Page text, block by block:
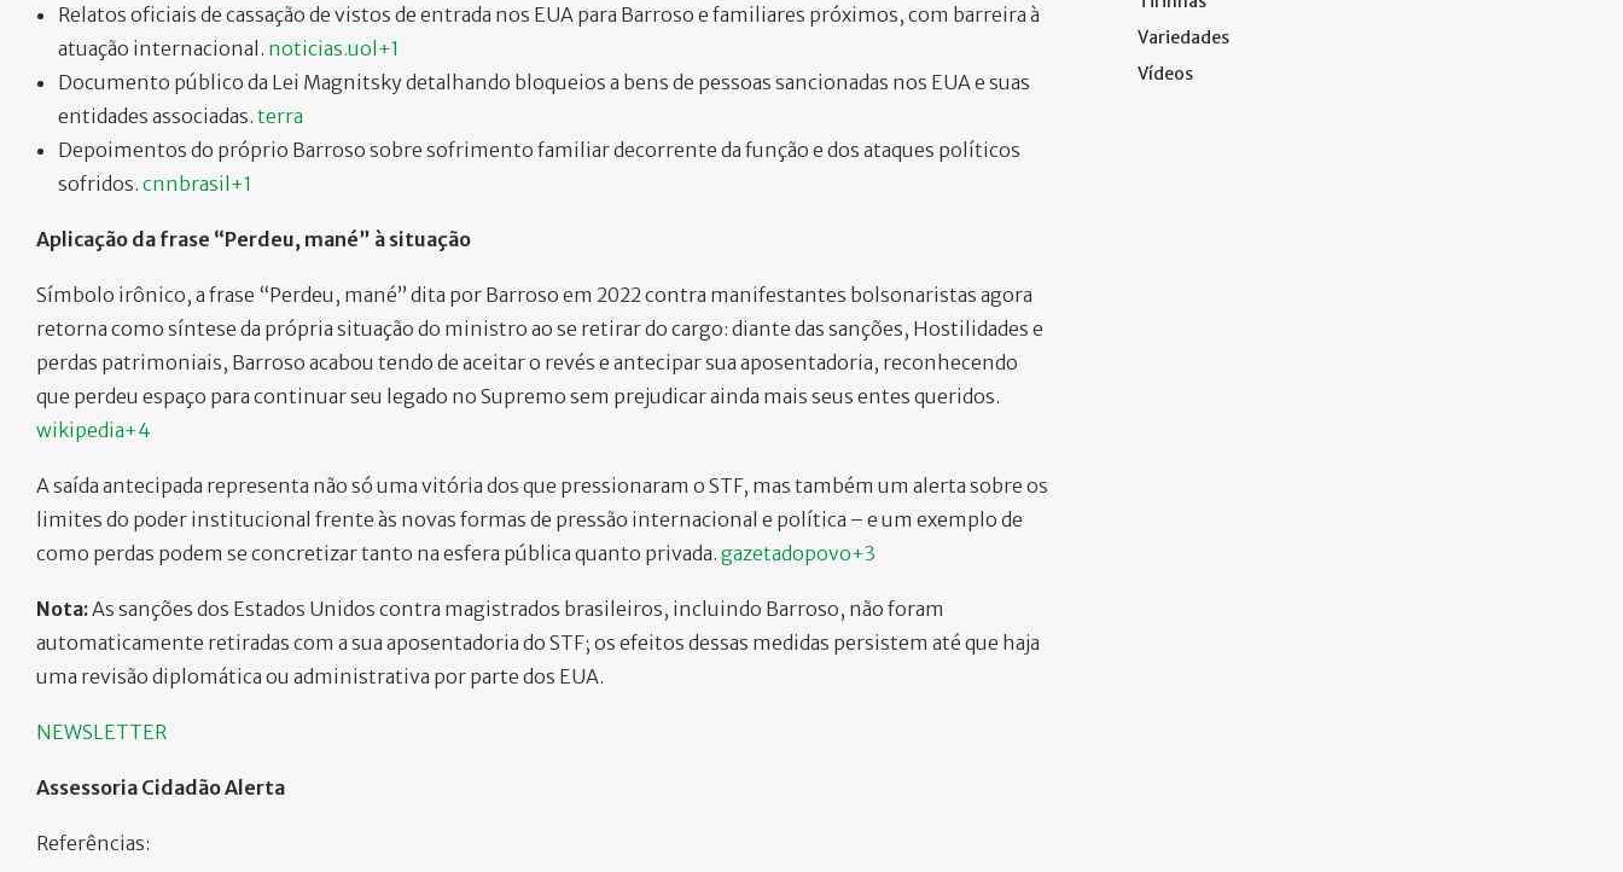
Relatos oficiais de cassação de vistos de entrada nos EUA para Barroso e familiares próximos, com barreira à
atuação internacional. noticias.uol+1
Documento público da Lei Magnitsky detalhando bloqueios a bens de pessoas sancionadas nos EUA e suas
entidades associadas. terra
Depoimentos do próprio Barroso sobre sofrimento familiar decorrente da função e dos ataques políticos
sofridos. cnnbrasil+1
Aplicação da frase “Perdeu, mané” à situação
Símbolo irônico, a frase “Perdeu, mané” dita por Barroso em 2022 contra manifestantes bolsonaristas agora
retorna como síntese da própria situação do ministro ao se retirar do cargo: diante das sanções, Hostilidades e
perdas patrimoniais, Barroso acabou tendo de aceitar o revés e antecipar sua aposentadoria, reconhecendo
que perdeu espaço para continuar seu legado no Supremo sem prejudicar ainda mais seus entes queridos.
wikipedia+4
A saída antecipada representa não só uma vitória dos que pressionaram o STF, mas também um alerta sobre os
limites do poder institucional frente às novas formas de pressão internacional e política – e um exemplo de
como perdas podem se concretizar tanto na esfera pública quanto privada. gazetadopovo+3
Nota:As sanções dos Estados Unidos contra magistrados brasileiros, incluindo Barroso, não foram
automaticamente retiradas com a sua aposentadoria do STF; os efeitos dessas medidas persistem até que haja
uma revisão diplomática ou administrativa por parte dos EUA.
NEWSLETTER
Assessoria Cidadão Alerta
Referências:
Variedades
Vídeos